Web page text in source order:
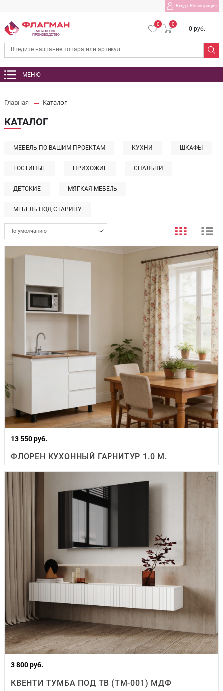
Вход/ Регистрация
МЕБЕЛЬНОЕ
ПРОИЗВОДСТВО
0 0
0 руб.
МЕНЮ
Главная Каталог
КАТАЛОГ
МЕБЕЛЬ ПО ВАШИМ ПРОЕКТАМ КУХНИ ШКАФЫ
ГОСТИНЫЕ ПРИХОЖИЕ СПАЛЬНИ
ДЕТСКИЕ МЯГКАЯ МЕБЕЛЬ
МЕБЕЛЬ ПОД СТАРИНУ
По умолчанию
13 550 руб.
ФЛОРЕН КУХОННЫЙ ГАРНИТУР 1.0 М.
3 800 руб.
КВЕНТИ ТУМБА ПОД ТВ (ТМ-001) МДФ